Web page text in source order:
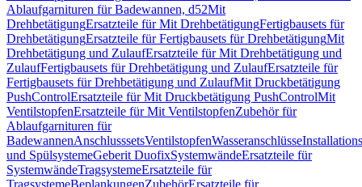
Ablaufgarnituren für Badewannen, d52Mit
DrehbetätigungErsatzteile für Mit DrehbetätigungFertigbausets für
DrehbetätigungErsatzteile für Fertigbausets für DrehbetätigungMit
Drehbetätigung und ZulaufErsatzteile für Mit Drehbetätigung und
ZulaufFertigbausets für Drehbetätigung und ZulaufErsatzteile für
Fertigbausets für Drehbetätigung und ZulaufMit Druckbetätigung
PushControlErsatzteile für Mit Druckbetätigung PushControlMit
VentilstopfenErsatzteile für Mit VentilstopfenZubehör für
Ablaufgarnituren für
BadewannenAnschlusssetsVentilstopfenWasseranschlüsse
und SpülsystemeGeberit DuofixSystemwändeErsatzteile für
SystemwändeTragsystemeErsatzteile für
TragsystemeBeplankungenZubehörErsatzteile für